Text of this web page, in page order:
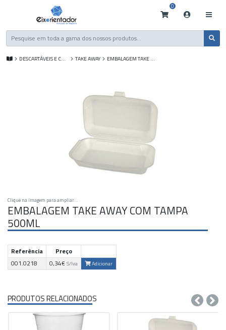
0
DESCARTÁVEIS E CONSUMÍVEIS TAKE AWAY EMBALAGEM TAKE AWAY COM TAMPA 500ML
Clique na imagem para ampliar...
EMBALAGEM TAKE AWAY COM TAMPA
500ML
Referência
Preço
001.0218
0,34€ S/Iva Adicionar
PRODUTOS RELACIONADOS